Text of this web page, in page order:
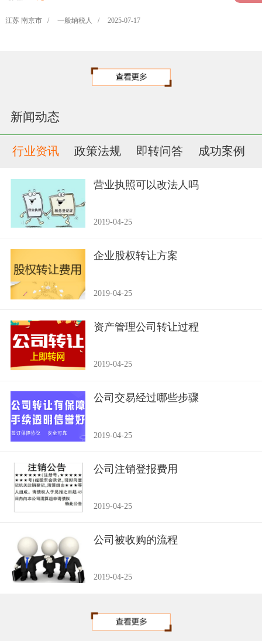
江苏 南京市 / 一般纳税人 / 2025-07-17
新闻动态
行业资讯 政策法规 即转问答 成功案例
营业执照可以改法人吗
2019-04-25
企业股权转让方案
2019-04-25
资产管理公司转让过程
2019-04-25
公司交易经过哪些步骤
2019-04-25
公司注销登报费用
2019-04-25
公司被收购的流程
2019-04-25